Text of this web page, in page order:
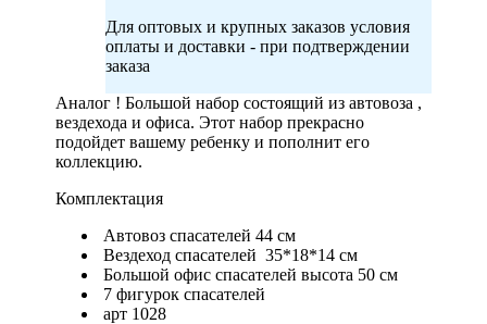
Для оптовых и крупных заказов условия
оплаты и доставки - при подтверждении
заказа
Аналог ! Большой набор состоящий из автовоза ,
вездехода и офиса. Этот набор прекрасно
подойдет вашему ребенку и пополнит его
коллекцию.
Комплектация
Автовоз спасателей 44 см
Вездеход спасателей 35*18*14 см
Большой офис спасателей высота 50 см
7 фигурок спасателей
арт 1028